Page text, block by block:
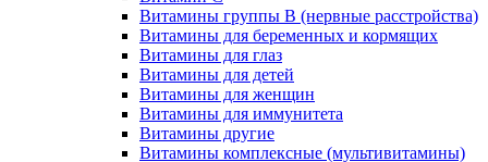
Витамины группы В (нервные расстройства)
Витамины для беременных и кормящих
Витамины для глаз
Витамины для детей
Витамины для женщин
Витамины для иммунитета
Витамины другие
Витамины комплексные (мультивитамины)